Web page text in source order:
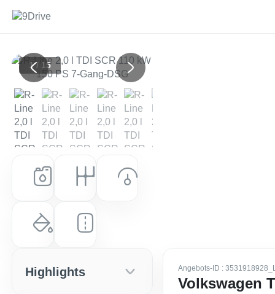
Previous Next
1 / 15
Kraftstoff
Diesel Automatik
Leistung (PS)
150 PS (110 kW)
Farbe
Oyster Silver Metallic
Laufleistung
0 km
Angebots-ID :
Volkswagen
Highlights